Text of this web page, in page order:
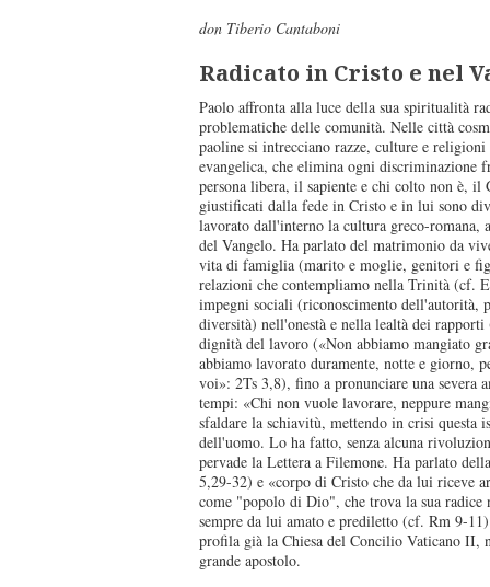
don Tiberio Cantaboni
Radicato in Cristo e nel
Paolo affronta alla luce della sua spiritualità
problematiche delle comunità. Nelle città
paoline si intrecciano razze, culture e
evangelica, che elimina ogni discriminazione
persona libera, il sapiente e chi colto non è,
giustificati dalla fede in Cristo e in lui sono
lavorato dall'interno la cultura greco-
del Vangelo. Ha parlato del matrimonio da
vita di famiglia (marito e moglie, genitori e
relazioni che contempliamo nella Trinità (cf.
impegni sociali (riconoscimento dell'autorità,
diversità) nell'onestà e nella lealtà dei
dignità del lavoro («Non abbiamo mangiato
abbiamo lavorato duramente, notte e giorno,
voi»: 2Ts 3,8), fino a pronunciare una severa
tempi: «Chi non vuole lavorare, neppure
sfaldare la schiavitù, mettendo in crisi questa
dell'uomo. Lo ha fatto, senza alcuna
pervade la Lettera a Filemone. Ha parlato
5,29-32) e «corpo di Cristo che da lui riceve
come "popolo di Dio", che trova la sua radice
sempre da lui amato e prediletto (cf. Rm 9-
profila già la Chiesa del Concilio Vaticano II,
grande apostolo.